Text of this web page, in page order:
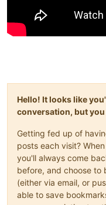
Hello! It looks like
conversation, but
Getting fed up of
posts each visit?
you'll always come
before, and choose to
(either via email, or
able to save